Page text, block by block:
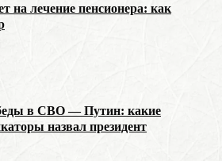
на лечение пенсионера: как
в СВО — Путин: какие
назвал президент